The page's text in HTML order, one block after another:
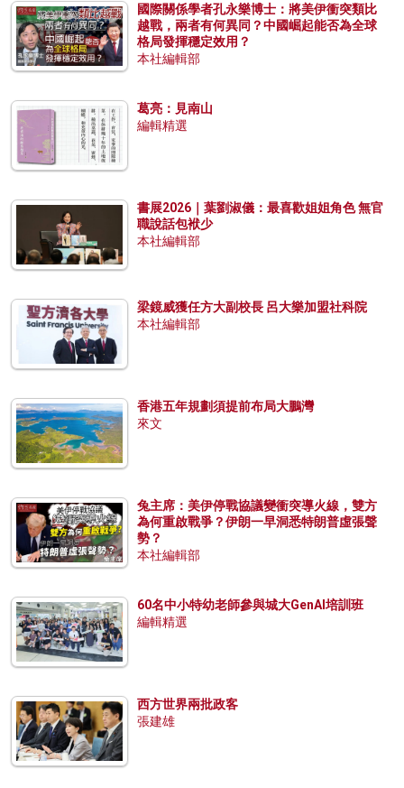
國際關係學者孔永樂博士：將美伊衝突類比
越戰，兩者有何異同？中國崛起能否為全球
格局發揮穩定效用？
本社編輯部
葛亮：見南山
編輯精選
書展2026｜葉劉淑儀：最喜歡姐姐角色 無官
職說話包袱少
本社編輯部
梁鏡威獲任方大副校長 呂大樂加盟社科院
本社編輯部
香港五年規劃須提前布局大鵬灣
來文
兔主席：美伊停戰協議變衝突導火線，雙方
為何重啟戰爭？伊朗一早洞悉特朗普虛張聲
勢？
本社編輯部
60名中小特幼老師參與城大GenAI培訓班
編輯精選
西方世界兩批政客
張建雄